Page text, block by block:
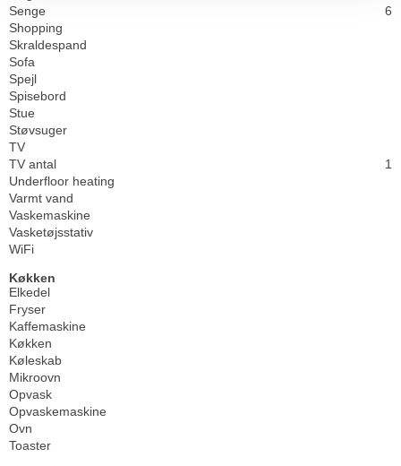
Senge
6
Shopping
Skraldespand
Sofa
Spejl
Spisebord
Stue
Støvsuger
TV
TV antal
1
Underfloor heating
Varmt vand
Vaskemaskine
Vasketøjsstativ
WiFi
Køkken
Elkedel
Fryser
Kaffemaskine
Køkken
Køleskab
Mikroovn
Opvask
Opvaskemaskine
Ovn
Toaster